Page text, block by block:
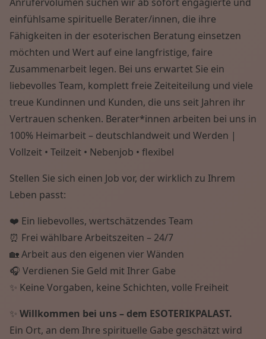
einfühlsame spirituelle Berater/innen, die ihre
Fähigkeiten in der esoterischen Beratung einsetzen
möchten und Wert auf eine langfristige, faire
Zusammenarbeit legen. Bei uns erwartet Sie ein
liebevolles Team, komplett freie Zeiteiteilung und viele
treue Kundinnen und Kunden, die uns seit Jahren ihr
Vertrauen schenken. Berater*innen arbeiten bei uns in
100% Heimarbeit – deutschlandweit und Werden |
Vollzeit • Teilzeit • Nebenjob • flexibel
Stellen Sie sich einen Job vor, der wirklich zu Ihrem
Leben passt:
❤️ Ein liebevolles, wertschätzendes Team
⏰ Frei wählbare Arbeitszeiten – 24/7
🏡 Arbeit aus den eigenen vier Wänden
🎧 Verdienen Sie Geld mit Ihrer Gabe
✨ Keine Vorgaben, keine Schichten, volle Freiheit
✨ Willkommen bei uns – dem ESOTERIKPALAST.
Ein Ort, an dem Ihre spirituelle Gabe geschätzt wird